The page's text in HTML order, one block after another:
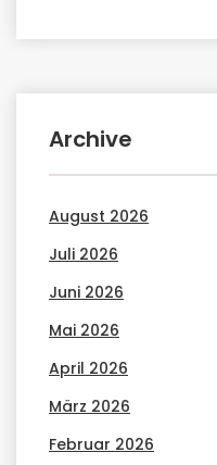
Archive
August 2026
Juli 2026
Juni 2026
Mai 2026
April 2026
März 2026
Februar 2026